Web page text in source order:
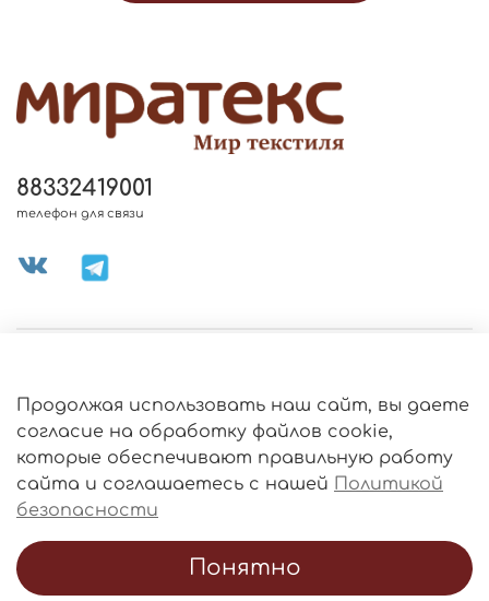
ИНФОРМАЦИЯ
О МАГАЗИНЕ
88332419001
телефон для связи
Продолжая использовать наш сайт, вы даете
согласие на обработку файлов cookie,
которые обеспечивают правильную работу
сайта и соглашаетесь с нашей Политикой
безопасности
Понятно
Политика
обработки